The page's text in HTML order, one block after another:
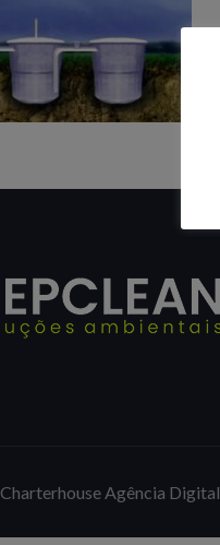
Charterhouse Agência Digital